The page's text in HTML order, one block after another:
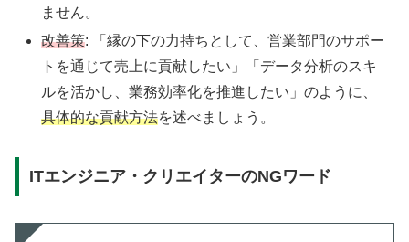
ません。
改善策: 「縁の下の力持ちとして、営業部門のサポー
トを通じて売上に貢献したい」「データ分析のスキ
ルを活かし、業務効率化を推進したい」のように、
具体的な貢献方法を述べましょう。
ITエンジニア・クリエイターのNGワード